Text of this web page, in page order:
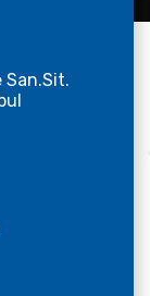
San.Sit.